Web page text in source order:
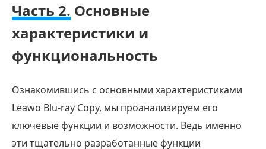
минусы
копирования
Blu-
Leawo
Часть
6.
Как
Часть 2. Основные
характеристики и
функциональность
Ознакомившись с основными характеристиками
Leawo Blu-ray Copy, мы проанализируем его
ключевые функции и возможности. Ведь именно
эти тщательно разработанные функции